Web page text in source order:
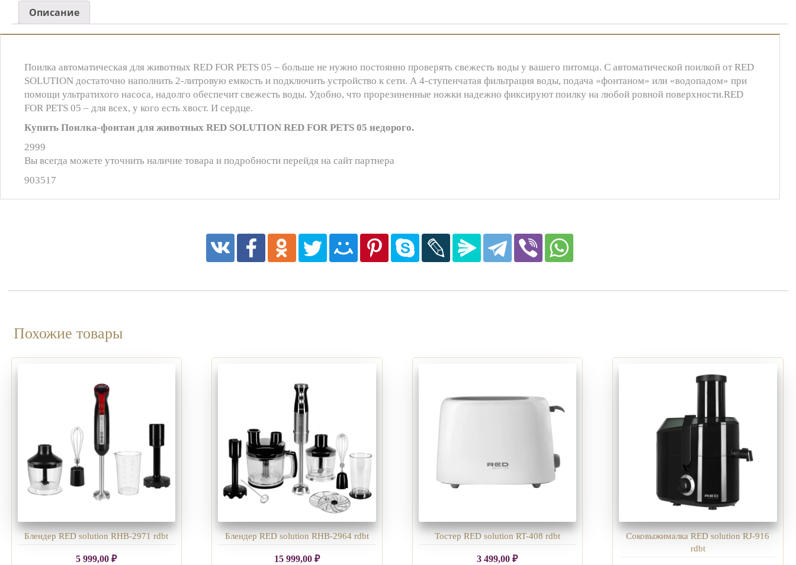
Описание
Поилка автоматическая для животных RED FOR PETS 05 – больше не нужно постоянно проверять свежесть воды у вашего питомца. С автоматической поилкой от RED
SOLUTION достаточно наполнить 2-литровую емкость и подключить устройство к сети. А 4-ступенчатая фильтрация воды, подача «фонтаном» или «водопадом» при
помощи ультратихого насоса, надолго обеспечит свежесть воды. Удобно, что прорезиненные ножки надежно фиксируют поилку на любой ровной поверхности.RED
FOR PETS 05 – для всех, у кого есть хвост. И сердце.
Купить Поилка-фонтан для животных RED SOLUTION RED FOR PETS 05 недорого.
2999
Вы всегда можете уточнить наличие товара и подробности перейдя на сайт партнера
903517
Похожие товары
Блендер RED solution RHB-2971 rdbt
5 999,00₽
Блендер RED solution RHB-2964 rdbt
15 999,00 ₽
Тостер RED solution RT-408 rdbt
3 499,00₽
Соковыжималка RED solution RJ-916
rdbt